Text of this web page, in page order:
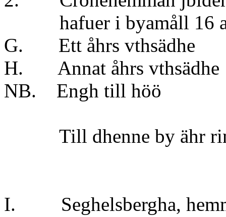
hafuer i byamåll 16
G. Ett åhrs
H. Annat åhrs
NB. Engh till
Till dhenne by ähr
I. Seghelsbergha,